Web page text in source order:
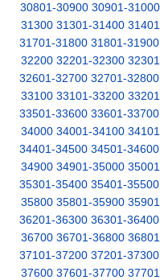
30801-30900 30901-31000
31300 31301-31400
31701-31800 31801-31900
32200 32201-32300
32601-32700 32701-32800
33100 33101-33200
33501-33600 33601-33700
34000 34001-34100
34401-34500 34501-34600
34900 34901-35000
35301-35400 35401-35500
35800 35801-35900
36201-36300 36301-36400
36700 36701-36800
37101-37200 37201-37300
37600 37601-37700